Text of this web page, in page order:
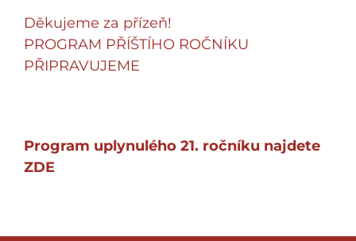
Děkujeme za přízeň!
PROGRAM PŘÍŠTÍHO ROČNÍKU
PŘIPRAVUJEME
Program uplynulého 21. ročníku najdete
ZDE